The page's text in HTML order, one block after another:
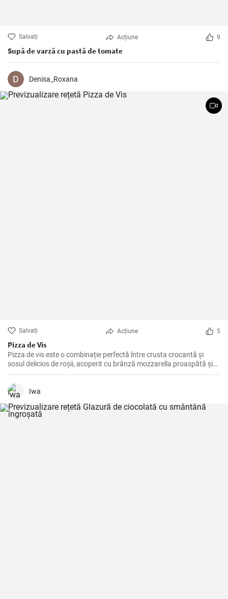
Salvați Acțiune 9
Supă de varză cu pastă de tomate
Denisa_Roxana
Salvați Acțiune 5
Pizza de Vis
Pizza de vis este o combinație perfectă între crusta crocantă și
sosul delicios de roșii, acoperit cu brânză mozzarella proaspătă și
ingrediente savuroase.
Iwa